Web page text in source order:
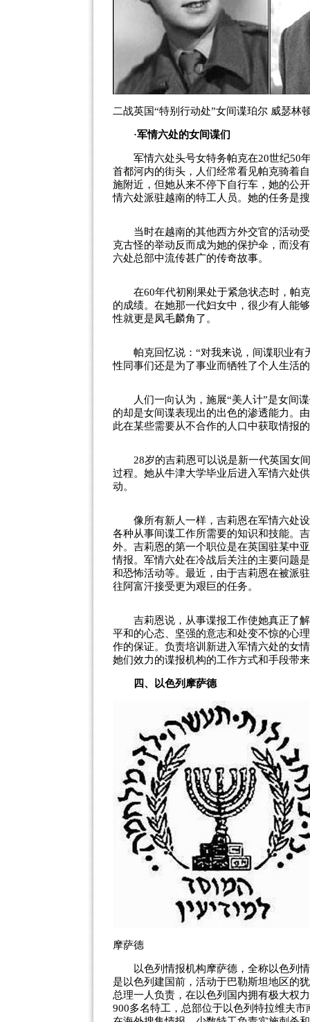
二战英国“特别行动处”女间谍珀尔 威瑟林
·军情六处的女间谍们
军情六处头号女特务帕克在20世纪50年
首都河内的街头，人们经常看见帕克骑着
施附近，但她从来不停下自行车，她的公
情六处派驻越南的特工人员。她的任务是
当时在越南的其他西方外交官的活动受
克古怪的举动反而成为她的保护伞，而没
六处总部中流传甚广的传奇故事。
在60年代初刚果处于紧急状态时，帕克
的成绩。在她那一代妇女中，很少有人能
性就更是凤毛麟角了。
帕克回忆说：“对我来说，间谍职业有
性同事们还是为了事业而牺牲了个人生活
人们一向认为，施展“美人计”是女间谍
的却是女间谍表现出的出色的渗透能力。
此在某些需要从不合作的人口中获取情报
28岁的吉莉恩可以说是新一代英国女间
过程。她从牛津大学毕业后进入军情六处
动。
像所有新人一样，吉莉恩在军情六处设
各种从事间谍工作所需要的知识和技能。
外。吉莉恩的第一个职位是在英国驻某中
情报。军情六处在冷战后关注的主要问题
和恐怖活动等。最近，由于吉莉恩在被派
往阿富汗接受更为艰巨的任务。
吉莉恩说，从事谍报工作使她真正了解
平和的心态、坚强的意志和处变不惊的心
作的保证。负责培训新进入军情六处的女
她们效力的谍报机构的工作方式和手段带
四、以色列摩萨德
摩萨德
以色列情报机构摩萨德，全称以色列情
是以色列建国前，活动于巴勒斯坦地区的
总理一人负责，在以色列国内拥有极大权
900多名特工，总部位于以色列特拉维夫